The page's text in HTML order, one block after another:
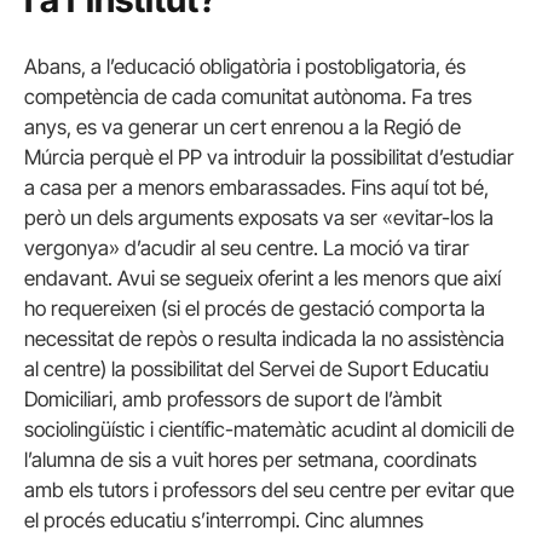
Abans, a l’educació obligatòria i postobligatoria, és
competència de cada comunitat autònoma. Fa tres
anys, es va generar un cert enrenou a la Regió de
Múrcia perquè el PP va introduir la possibilitat d’estudiar
a casa per a menors embarassades. Fins aquí tot bé,
però un dels arguments exposats va ser «evitar-los la
vergonya» d’acudir al seu centre. La moció va tirar
endavant. Avui se segueix oferint a les menors que així
ho requereixen (si el procés de gestació comporta la
necessitat de repòs o resulta indicada la no assistència
al centre) la possibilitat del Servei de Suport Educatiu
Domiciliari, amb professors de suport de l’àmbit
sociolingüístic i científic-matemàtic acudint al domicili de
l’alumna de sis a vuit hores per setmana, coordinats
amb els tutors i professors del seu centre per evitar que
el procés educatiu s’interrompi. Cinc alumnes